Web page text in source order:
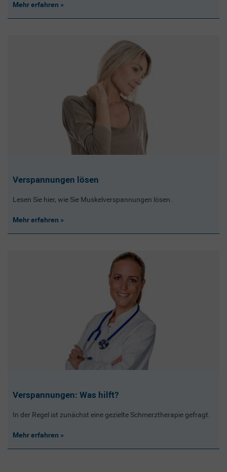
Mehr erfahren
Verspannungen lösen
Lesen Sie hier, wie Sie Muskelverspannungen lösen.
Mehr erfahren
Verspannungen: Was hilft?
In der Regel ist zunächst eine gezielte Schmerztherapie gefragt.
Mehr erfahren